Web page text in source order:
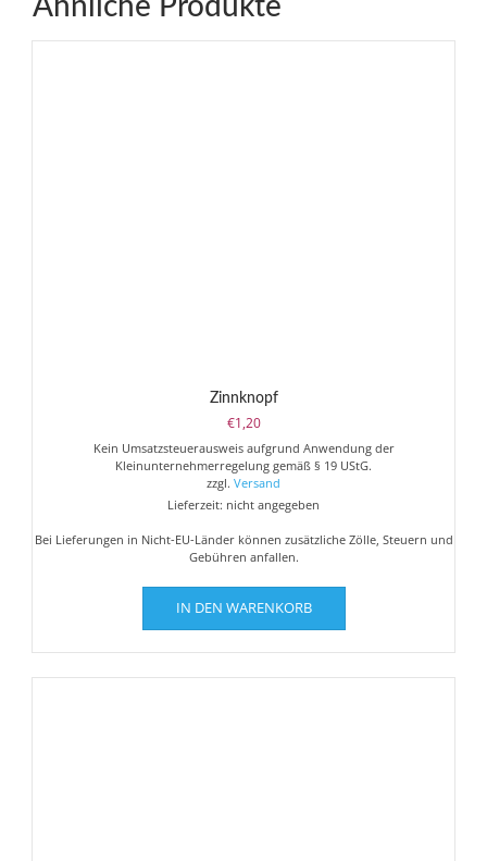
Ähnliche Produkte
Zinnknopf
€1,20
Kein Umsatzsteuerausweis aufgrund Anwendung der
Kleinunternehmerregelung gemäß § 19 UStG.
zzgl. Versand
Lieferzeit: nicht angegeben
Bei Lieferungen in Nicht-EU-Länder können zusätzliche Zölle, Steuern und
Gebühren anfallen.
IN DEN WARENKORB